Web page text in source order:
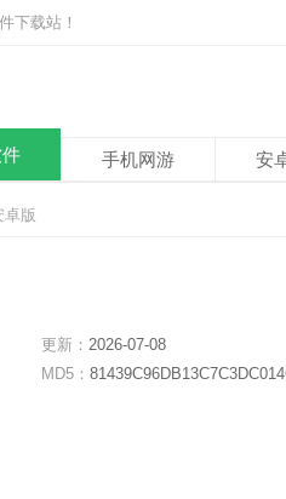
下载站！
手机网游 安
卓版
更新： 2026-07-08
MD5：